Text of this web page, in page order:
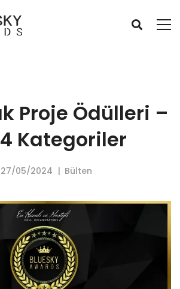
Proje Ödülleri –
Kategoriler
27/05/2024 Bülten